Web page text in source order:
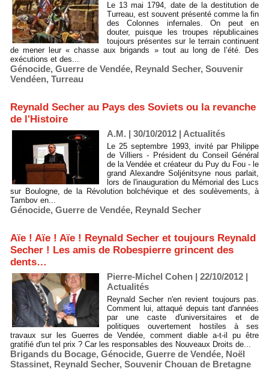
Le 13 mai 1794, date de la destitution de
Turreau, est souvent présenté comme la fin
des Colonnes infernales. On peut en
douter, puisque les troupes républicaines
toujours présentes sur le terrain continuent
de mener leur « chasse aux brigands » tout au long de l’été. Des
exécutions et des...
Génocide, Guerre de Vendée, Reynald Secher, Souvenir
Vendéen, Turreau
Reynald Secher au Pays des Soviets ou la revanche
de l'Histoire
A.M. | 30/10/2012 | Actualités
Le 25 septembre 1993, invité par Philippe
de Villiers - Président du Conseil Général
de la Vendée et créateur du Puy du Fou - le
grand Alexandre Soljénitsyne nous parlait,
lors de l'inauguration du Mémorial des Lucs
sur Boulogne, de la Révolution bolchévique et des soulèvements, à
Tambov en...
Génocide, Guerre de Vendée, Reynald Secher
Aïe ! Aïe ! Aïe ! Reynald Secher et toujours Reynald
Secher ! Les amis de Robespierre grincent des
dents…
Pierre-Michel Cohen | 22/10/2012 |
Actualités
Reynald Secher n'en revient toujours pas.
Comment lui, attaqué depuis tant d'années
par une caste d'universitaires et de
politiques ouvertement hostiles à ses
travaux sur les Guerres de Vendée, comment diable a-t-il pu être
gratifié d'un tel prix ? Car les responsables des Nouveaux Droits de...
Brigands du Bocage, Génocide, Guerre de Vendée, Noël
Stassinet, Reynald Secher, Souvenir Chouan de Bretagne